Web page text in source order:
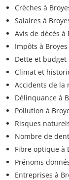
Crèches à
Salaires à
Avis de décès à
Impôts à Broyes
Dette et budget
Climat et
Accidents de la
Délinquance à
Pollution à
Risques
Nombre de
Fibre optique à
Prénoms
Entreprises à